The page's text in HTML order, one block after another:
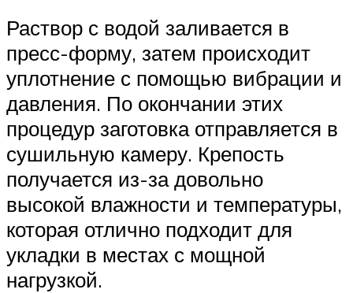
Раствор с водой заливается в
пресс-форму, затем происходит
уплотнение с помощью вибрации и
давления. По окончании этих
процедур заготовка отправляется в
сушильную камеру. Крепость
получается из-за довольно
высокой влажности и температуры,
которая отлично подходит для
укладки в местах с мощной
нагрузкой.